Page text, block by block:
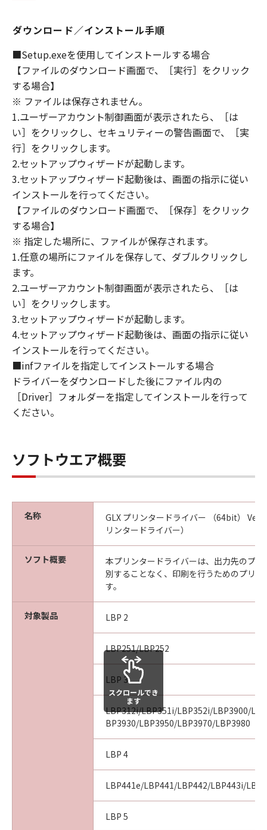
複製物のすべてを廃棄および消去することによ
り、本契約書を終了させることができます。
(3) お客様が本契約書のいずれかの条項に違反
した場合、本契約書は直ちに終了します。
(4) お客様は、上記(3)によって本契約書が終了
した場合、速やかに、「本ソフトウェア」およ
びその複製物のすべてを廃棄または消去するも
のとします。
(5) 上記にかかわらず、本契約書第2条、第4条
から第7条まで、第8条第4項および第10条の規
定は、本契約書の終了後も効力を有します。
９．U.S. GOVERNMENT RESTRICTED RIGHTS
NOTICE
“米国政府エンドユーザー”とは、米国政府の機
関また団体を意味します。もしお客様が米国政
府エンドユーザーである場合、以下の規定が適
用されます：The SOFTWARE is a "commercial
item," as that term is defined at 48 C.F.R.
2.101 (Oct 1995), consisting of "commercial
computer software" and "commercial
computer software documentation," as such
terms are used in 48 C.F.R. 12.212 (Sept 1995).
Consistent with 48 C.F.R. 12.212 and 48 C.F.R.
227.7202-1 through 227.7202-4 (June 1995),
all U.S. Government End Users shall acquire
the SOFTWARE with only those rights set
forth herein. The manufacturer is Canon
本条項中で使用される"the SOFTWARE"とは、
本契約書中で定義される「本ソフトウェア」を
意味し、指し示すものとします。
本契約書のいずれかの条項またはその一部が法
律により無効であると決定された場合でも、そ
の他の条項は完全に有効に存続するものとしま
キヤノン株式会社
ダウンロード／インストール手順
■Setup.exeを使用してインストールする場合
【ファイルのダウンロード画面で、［実行］をクリック
する場合】
※ ファイルは保存されません。
1.ユーザーアカウント制御画面が表示されたら、［は
い］をクリックし、セキュリティーの警告画面で、［実
行］をクリックします。
2.セットアップウィザードが起動します。
3.セットアップウィザード起動後は、画面の指示に従い
インストールを行ってください。
【ファイルのダウンロード画面で、［保存］をクリック
する場合】
※ 指定した場所に、ファイルが保存されます。
1.任意の場所にファイルを保存して、ダブルクリックし
ます。
2.ユーザーアカウント制御画面が表示されたら、［は
い］をクリックします。
3.セットアップウィザードが起動します。
4.セットアップウィザード起動後は、画面の指示に従い
インストールを行ってください。
■infファイルを指定してインストールする場合
ドライバーをダウンロードした後にファイル内の
［Driver］フォルダーを指定してインストールを行って
ください。
ソフトウエア概要
名称
GLX プリンタードライバー （64bit）
リンタードライバー）
ソフト概要
本プリンタードライバーは、出力先のプ
別することなく、印刷を行うためのプリ
す。
対象製品 LBP 2
LBP251/LBP252
LBP 3
LBP312i/LBP351i/LBP352i/LBP3900/
BP3930/LBP3950/LBP3970/LBP3980
LBP 4
LBP441e/LBP441/LBP442/LBP443i/
LBP 5
スクロールでき
ます